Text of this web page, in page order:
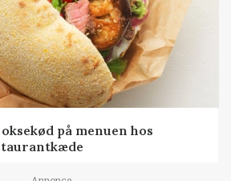
på menuen hos